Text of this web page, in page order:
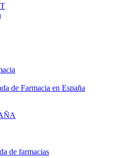
de Farmacia en España
de farmacias